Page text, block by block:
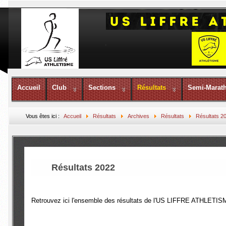
Accueil Club Sections Résultats Semi-
Vous êtes ici :Accueil Résultats Archives Résultats Résultats
Résultats 2022
Retrouvez ici l'ensemble des résultats de l'US LIFFRE